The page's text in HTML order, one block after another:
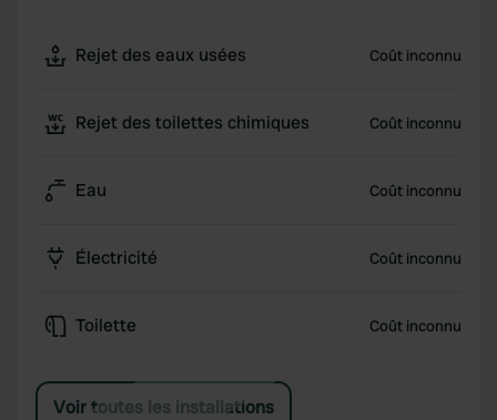
Rejet des eaux usées Coût inconnu
Rejet des toilettes chimiques Coût inconnu
Eau Coût inconnu
Électricité Coût inconnu
Toilette Coût inconnu
Voir toutes les installations